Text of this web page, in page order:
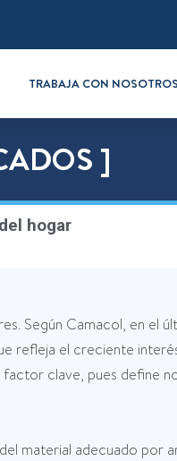
TRABAJA CON NOSOTROS
]
hogar
Según Camacol, en el
refleja el creciente
clave, pues define
material adecuado por